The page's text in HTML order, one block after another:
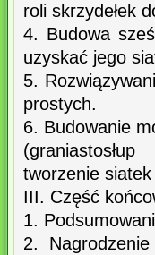
roli skrzydełek
4. Budowa
uzyskać jego
5.
prostych.
6. Budowanie
tworzenie
III. Część
1.
2.